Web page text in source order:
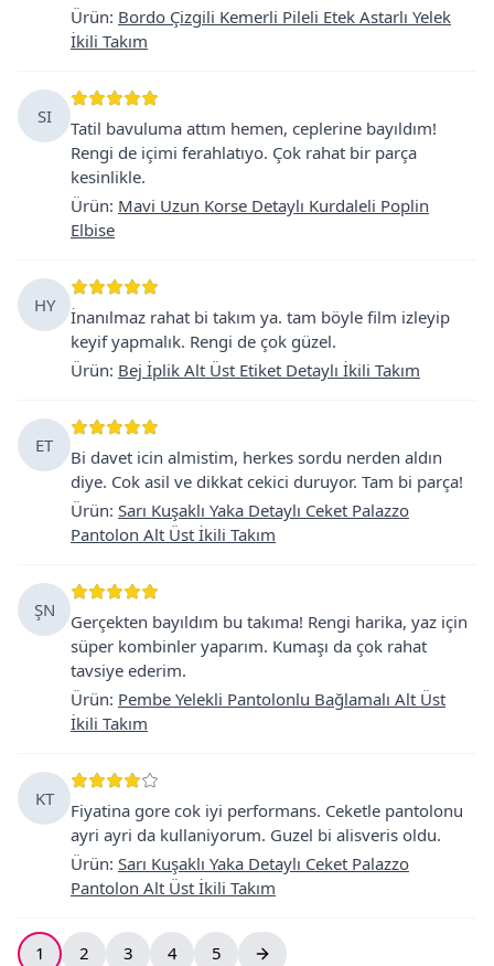
Ürün: Bordo Çizgili Kemerli Pileli Etek Astarlı Yelek
İkili Takım
SI
Tatil bavuluma attım hemen, ceplerine bayıldım!
Rengi de içimi ferahlatıyo. Çok rahat bir parça
kesinlikle.
Ürün: Mavi Uzun Korse Detaylı Kurdaleli Poplin
Elbise
HY
İnanılmaz rahat bi takım ya. tam böyle film izleyip
keyif yapmalık. Rengi de çok güzel.
Ürün: Bej İplik Alt Üst Etiket Detaylı İkili Takım
ET
Bi davet icin almistim, herkes sordu nerden aldın
diye. Cok asil ve dikkat cekici duruyor. Tam bi parça!
Ürün: Sarı Kuşaklı Yaka Detaylı Ceket Palazzo
Pantolon Alt Üst İkili Takım
ŞN
Gerçekten bayıldım bu takıma! Rengi harika, yaz için
süper kombinler yaparım. Kumaşı da çok rahat
tavsiye ederim.
Ürün: Pembe Yelekli Pantolonlu Bağlamalı Alt Üst
İkili Takım
KT
Fiyatina gore cok iyi performans. Ceketle pantolonu
ayri ayri da kullaniyorum. Guzel bi alisveris oldu.
Ürün: Sarı Kuşaklı Yaka Detaylı Ceket Palazzo
Pantolon Alt Üst İkili Takım
1 2 3 4 5